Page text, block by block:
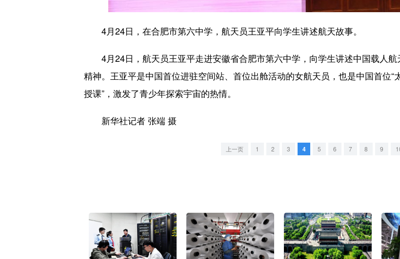
4月24日，在合肥市第六中学，航天员王亚平向学生讲述航天故事。
4月24日，航天员王亚平走进安徽省合肥市第六中学，向学生讲述中国载人航
精神。王亚平是中国首位进驻空间站、首位出舱活动的女航天员，也是中国首位“
授课”，激发了青少年探索宇宙的热情。
新华社记者 张端 摄
上一页 1 2 3 4 5 6 7 8 9